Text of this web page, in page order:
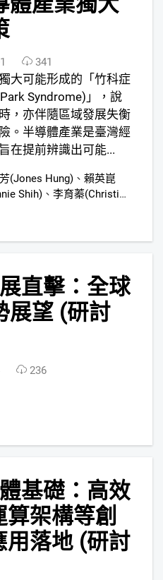
341
大可能形成的「竹科症
Syndrome)」，說
，亦伴隨區域發展失衡
。半導體產業是臺灣經
在提前辨識出可能...
(Jones Hung) 、 賴英崑
Shih) 、 李育蓁(Christine
Wei)、游佩芬(Pei-Fen
直擊：全球
展望 (研討
236
基礎：高效
算架構等創
用落地 (研討